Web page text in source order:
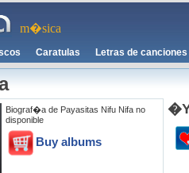
m�sica
Caratulas Letras de canciones
Biograf�a de Payasitas Nifu Nifa no
disponible
Buy albums